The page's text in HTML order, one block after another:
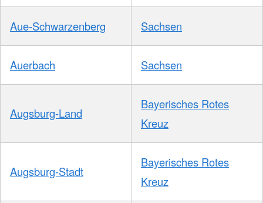
Aue-Schwarzenberg Sachsen
Auerbach Sachsen
Augsburg-Land
Bayerisches Rotes
Kreuz
Augsburg-Stadt
Bayerisches Rotes
Kreuz